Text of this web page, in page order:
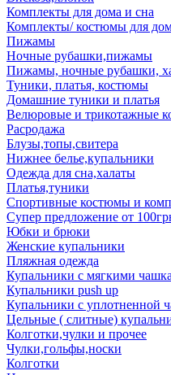
Комплекты для дома и сна
Комплекты/ костюмы для
Пижамы
Ночные рубашки,пижамы
Пижамы, ночные рубашки,
Туники, платья, костюмы
Домашние туники и платья
Велюровые и трикотажные
Расродажа
Блузы,топы,свитера
Нижнее белье,купальники
Одежда для сна,халаты
Платья,туники
Спортивные костюмы и
Супер предложение от
Юбки и брюки
Женские купальники
Пляжная одежда
Купальники с мягкими
Купальники push up
Купальники с уплотненной
Цельные ( слитные)
Колготки,чулки и прочее
Чулки,гольфы,носки
Колготки